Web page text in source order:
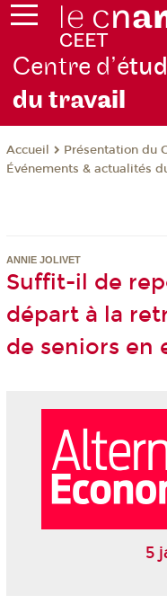
Centre d’é
du travail
Accueil
Présentation du
Événements & actualités
ANNIE JOLIVET
Suffit-il de
départ à la
de seniors en
5